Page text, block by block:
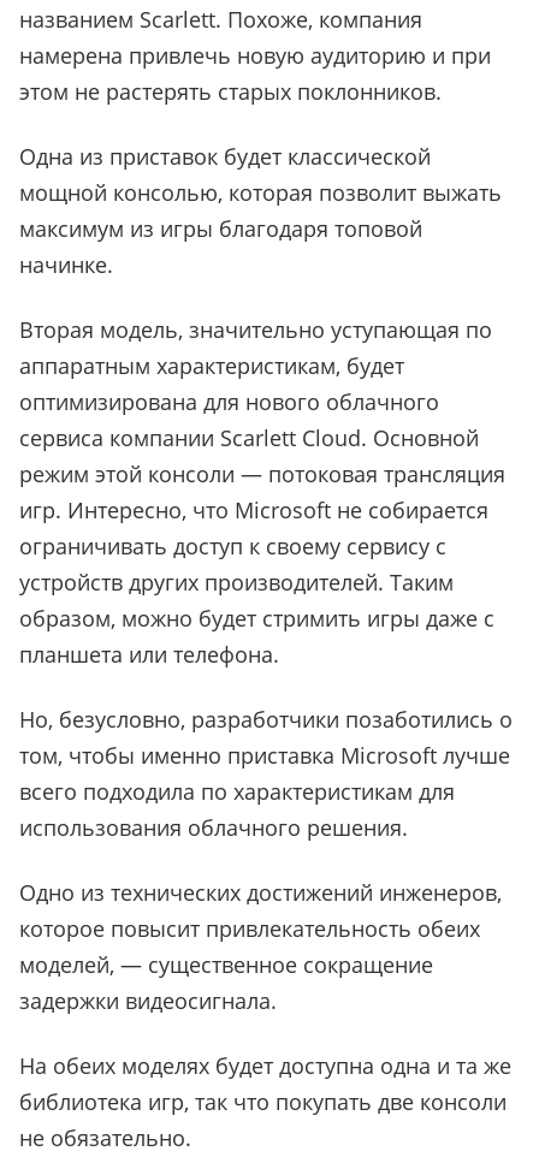
названием Scarlett. Похоже, компания
намерена привлечь новую аудиторию и при
этом не растерять старых поклонников.
Одна из приставок будет классической
мощной консолью, которая позволит выжать
максимум из игры благодаря топовой
начинке.
Вторая модель, значительно уступающая по
аппаратным характеристикам, будет
оптимизирована для нового облачного
сервиса компании Scarlett Cloud. Основной
режим этой консоли — потоковая трансляция
игр. Интересно, что Microsoft не собирается
ограничивать доступ к своему сервису с
устройств других производителей. Таким
образом, можно будет стримить игры даже с
планшета или телефона.
Но, безусловно, разработчики позаботились о
том, чтобы именно приставка Microsoft лучше
всего подходила по характеристикам для
использования облачного решения.
Одно из технических достижений инженеров,
которое повысит привлекательность обеих
моделей, — существенное сокращение
задержки видеосигнала.
На обеих моделях будет доступна одна и та же
библиотека игр, так что покупать две консоли
не обязательно.